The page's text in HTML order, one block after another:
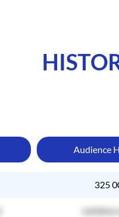
Audience
325
contenu